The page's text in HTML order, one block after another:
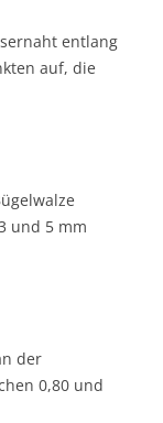
entlang
auf, die
und 5 mm
der
0,80 und